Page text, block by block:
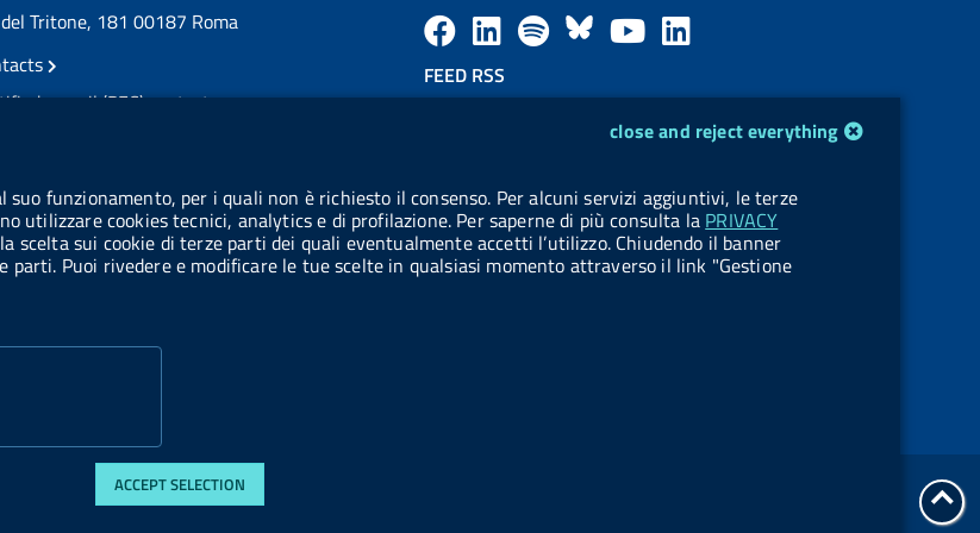
close and reject everything
funzionamento, per i quali non è richiesto il consenso. Per alcuni servizi aggiuntivi, le terze
utilizzare cookies tecnici, analytics e di profilazione. Per saperne di più consulta la PRIVACY
scelta sui cookie di terze parti dei quali eventualmente accetti l’utilizzo. Chiudendo il banner
Puoi rivedere e modificare le tue scelte in qualsiasi momento attraverso il link "Gestione
ACCEPT SELECTION
Tritone, 181 00187 Roma
e-mail (PEC) contacts
code: 97345810580
code: aifa_rm
code: UFE1TR
F
a
b
o
L
e
d
l
.
B
u
s
k
Y
u
u
b
n
e
d
FEED RSS
e
d
Cookie management
Web accessibility Website statistics
go
to